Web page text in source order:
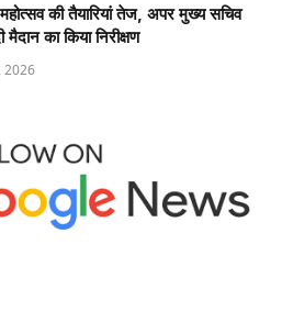
की तैयारियां तेज, अपर मुख्य सचिव
मैदान का किया निरीक्षण
2026